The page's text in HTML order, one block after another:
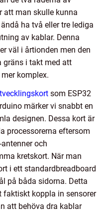
man skulle kunna
ha två eller tre lediga
av kablar. Denna
väl i årtionden men den
gräns i takt med att
komplex.
som ESP32
märker vi snabbt en
designen. Dessa kort är
processorerna eftersom
och
kretskort. När man
i ett standardbreadboard
på båda sidorna. Detta
faktiskt koppla in sensorer
att behöva dra kablar